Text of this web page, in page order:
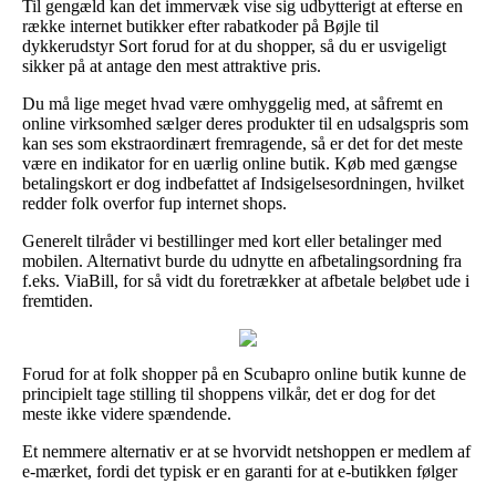
Til gengæld kan det immervæk vise sig udbytterigt at efterse en
række internet butikker efter rabatkoder på Bøjle til
dykkerudstyr Sort forud for at du shopper, så du er usvigeligt
sikker på at antage den mest attraktive pris.
Du må lige meget hvad være omhyggelig med, at såfremt en
online virksomhed sælger deres produkter til en udsalgspris som
kan ses som ekstraordinært fremragende, så er det for det meste
være en indikator for en uærlig online butik. Køb med gængse
betalingskort er dog indbefattet af Indsigelsesordningen, hvilket
redder folk overfor fup internet shops.
Generelt tilråder vi bestillinger med kort eller betalinger med
mobilen. Alternativt burde du udnytte en afbetalingsordning fra
f.eks. ViaBill, for så vidt du foretrækker at afbetale beløbet ude i
fremtiden.
Forud for at folk shopper på en Scubapro online butik kunne de
principielt tage stilling til shoppens vilkår, det er dog for det
meste ikke videre spændende.
Et nemmere alternativ er at se hvorvidt netshoppen er medlem af
e-mærket, fordi det typisk er en garanti for at e-butikken følger